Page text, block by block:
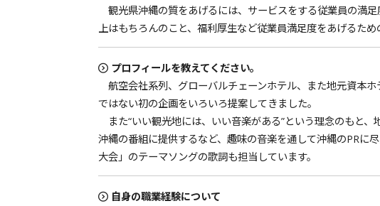
観光県沖縄の質をあげるには、サービスをする従業員の満
上はもちろんのこと、福利厚生など従業員満足度をあげるた
プロフィールを教えてください。
航空会社系列、グローバルチェーンホテル、また地元資本
ではない初の企画をいろいろ提案してきました。
また“いい観光地には、いい音楽がある”という理念のもと
沖縄の番組に提供するなど、趣味の音楽を通して沖縄のPRに
大会」のテーマソングの歌詞も担当しています。
自身の職業経験について